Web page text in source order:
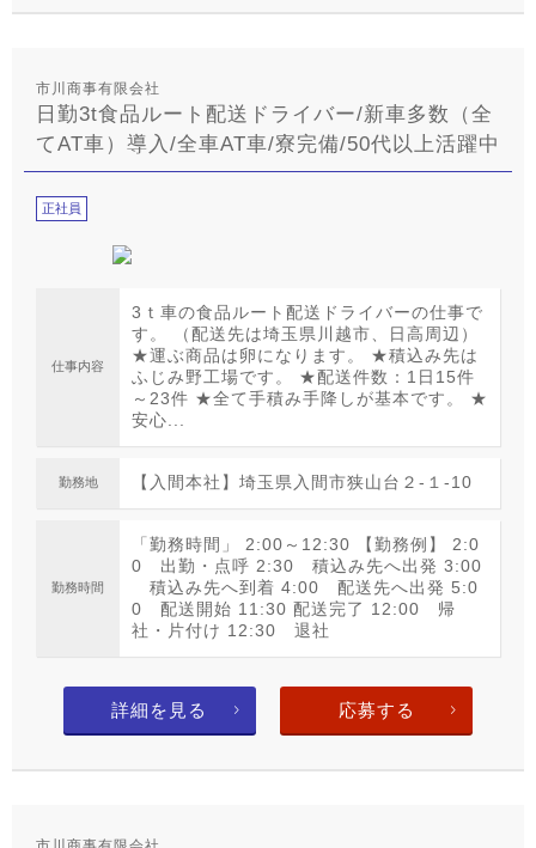
市川商事有限会社
日勤3t食品ルート配送ドライバー/新車多数（全
てAT車）導入/全車AT車/寮完備/50代以上活躍中
正社員
仕事内容
3ｔ車の食品ルート配送ドライバーの仕事で
す。 （配送先は埼玉県川越市、日高周辺）
★運ぶ商品は卵になります。 ★積込み先は
ふじみ野工場です。 ★配送件数：1日15件
～23件 ★全て手積み手降しが基本です。 ★
安心...
勤務地 【入間本社】埼玉県入間市狭山台２‐１‐10
勤務時間
「勤務時間」 2:00～12:30 【勤務例】 2:0
0 出勤・点呼 2:30 積込み先へ出発 3:00
積込み先へ到着 4:00 配送先へ出発 5:0
0 配送開始 11:30 配送完了 12:00 帰
社・片付け 12:30 退社
詳細を見る 応募する